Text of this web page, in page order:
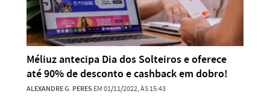
Méliuz antecipa Dia dos Solteiros e oferece
até 90% de desconto e cashback em dobro!
ALEXANDRE G. PERES EM 01/11/2022, ÀS 15:43